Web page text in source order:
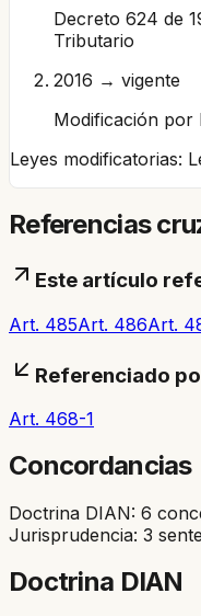
Decreto 624 de
Tributario
2016 → vigente
Modificación por
Leyes modificatorias:
Referencias
Este artículo
Art. 485Art. 486Art.
Referenciado
Art. 468-1
Concordancias
Doctrina DIAN: 6
Jurisprudencia: 3
Doctrina DIAN